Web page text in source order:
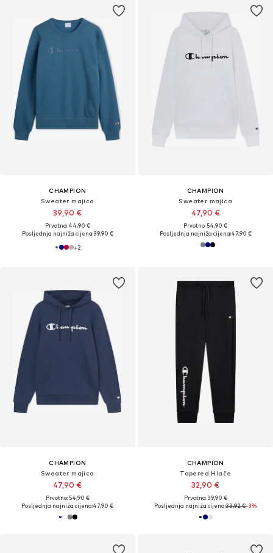
CHAMPION
Sweater majica
39,90 €
Prvotno: 44,90 €
Posljednja najniža cijena:39,90 €
+2
CHAMPION
Sweater majica
47,90 €
Prvotno: 54,90 €
Posljednja najniža cijena:47,90 €
CHAMPION
Sweater majica
47,90 €
Prvotno: 54,90 €
Posljednja najniža cijena:47,90 €
CHAMPION
Tapered Hlače
32,90 €
Prvotno: 39,90 €
Posljednja najniža cijena:33,92 €-3%